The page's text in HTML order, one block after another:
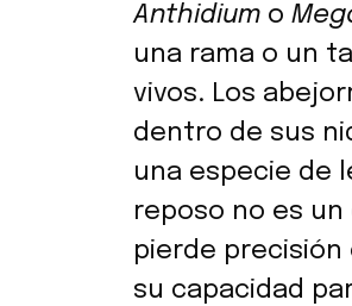
Anthidium o
una rama o un
vivos. Los
dentro de sus
una especie de
reposo no es
pierde precisión
su capacidad